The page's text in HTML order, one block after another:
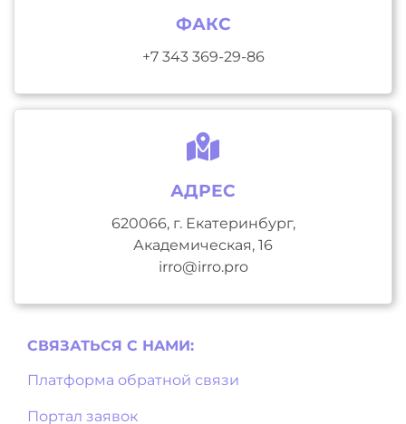
ФАКС
+7 343 369-29-86
АДРЕС
620066, г. Екатеринбург,
Академическая, 16
irro@irro.pro
СВЯЗАТЬСЯ С НAМИ:
Платформа обратной связи
Портал заявок